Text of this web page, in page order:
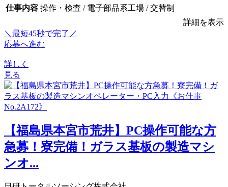
仕事内容 操作・検査 / 電子部品系工場 / 交替制
詳細を表示
＼最短45秒で完了／
応募へ進む
詳しく
見る
【福島県本宮市荒井】PC操作可能な方
急募！寮完備！ガラス基板の製造マシ
ンオ...